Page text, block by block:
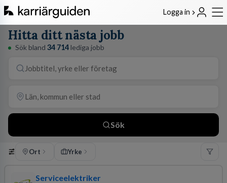
Logga in
Hitta ditt nästa jobb
Sök bland 34 714 lediga jobb
Sök
Ort Yrke
Serviceelektriker